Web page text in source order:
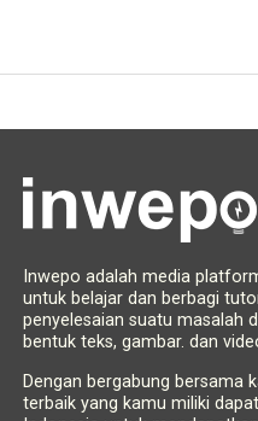
Inwepo adalah media
untuk belajar dan berbagi
penyelesaian suatu masalah
bentuk teks, gambar. dan
Dengan bergabung bersama
terbaik yang kamu miliki